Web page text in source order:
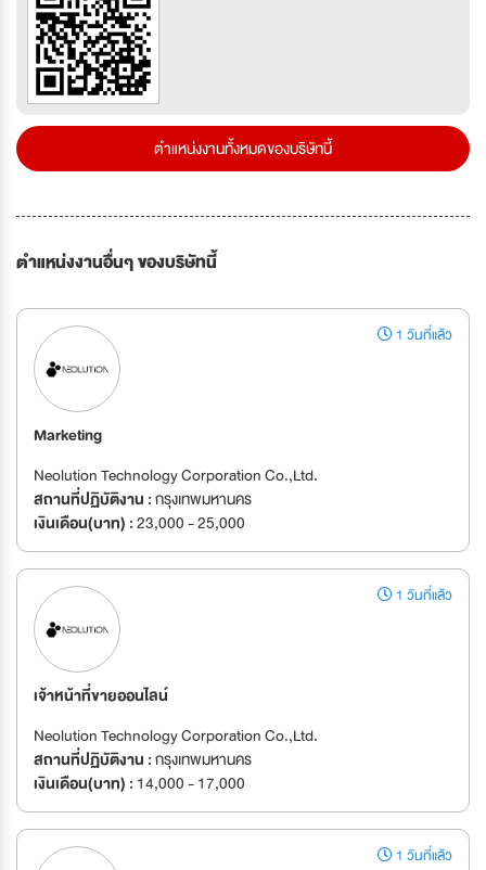
ตำแหน่งงานทั้งหมดของบริษัทนี้
ตำแหน่งงานอื่นๆ ของบริษัทนี้
1 วันที่แล้ว
Marketing
Neolution Technology Corporation Co.,Ltd.
สถานที่ปฏิบัติงาน :กรุงเทพมหานคร
เงินเดือน(บาท) :23,000 - 25,000
1 วันที่แล้ว
เจ้าหน้าที่ขายออนไลน์
Neolution Technology Corporation Co.,Ltd.
สถานที่ปฏิบัติงาน :กรุงเทพมหานคร
เงินเดือน(บาท) : 14,000 - 17,000
1 วันที่แล้ว